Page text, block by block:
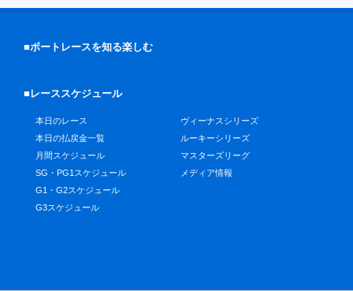
■ボートレースを知る楽しむ
■レーススケジュール
本日のレース
本日の払戻金一覧
月間スケジュール
SG・PG1スケジュール
G1・G2スケジュール
G3スケジュール
ヴィーナスシリーズ
ルーキーシリーズ
マスターズリーグ
メディア情報